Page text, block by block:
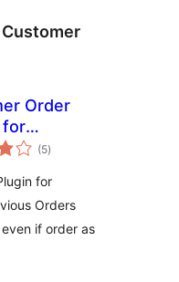
Customer
Order
for
(5valoracións
totais
)
for
Orders
if order as